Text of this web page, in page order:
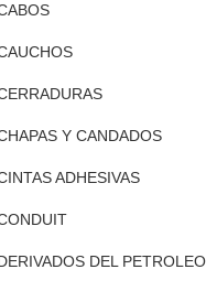
Y CANDADOS
ADHESIVAS
DEL PETROLEO